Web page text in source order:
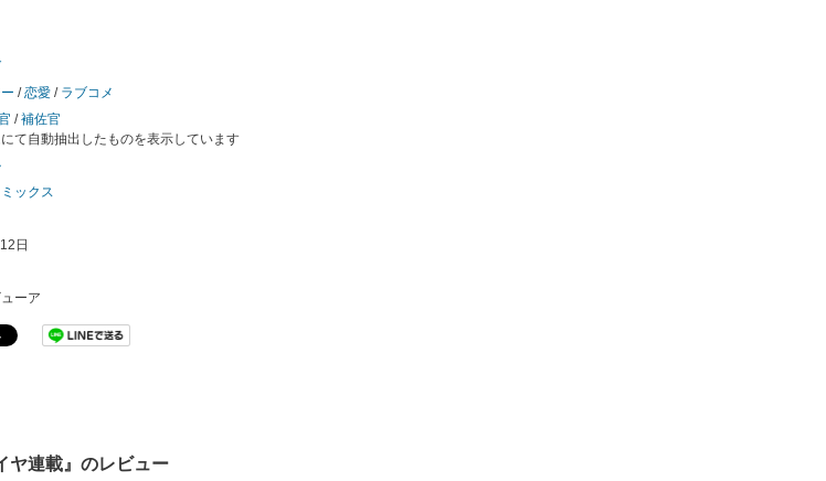
/恋愛 / ラブコメ
/補佐官
て自動抽出したものを表示しています
ックス
日
ーア
ヤ連載』のレビュー